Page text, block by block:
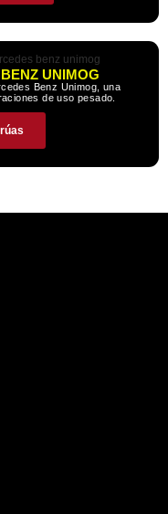
UNIMOG
Benz Unimog, una
de uso pesado.